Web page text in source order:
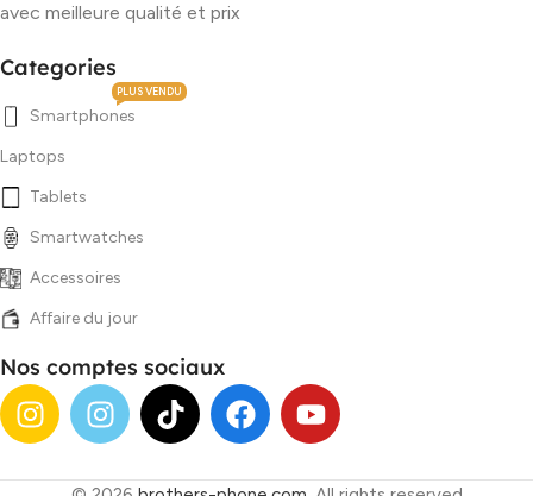
avec meilleure qualité et prix
Categories
Smartphones
PLUS VENDU
Laptops
Tablets
Smartwatches
Accessoires
Affaire du jour
Nos comptes sociaux